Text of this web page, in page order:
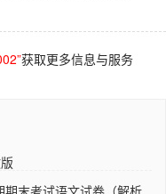
获取更多信息与服务
末考试语文试卷（解析